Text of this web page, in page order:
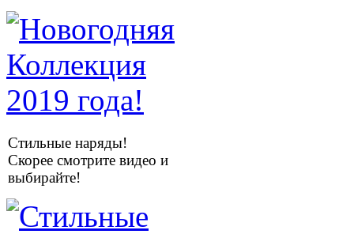
Стильные наряды!
Скорее смотрите видео и
выбирайте!